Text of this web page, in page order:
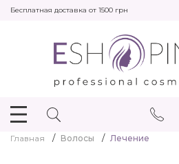
Бесплатная доставка от 1500 грн
Главная Волосы Лечение